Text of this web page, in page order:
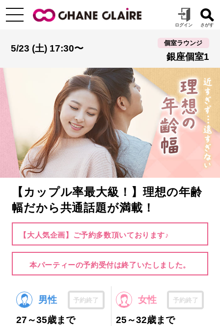
5/23 (土) 17:30〜
個室ラウンジ
銀座個室1
【カップル率最大級！】理想の年齢
幅だから共通話題が満載！
【大人気企画】ご予約多数頂いております♪
本パーティーの予約受付は終了いたしました。
男性 予約終了
27～35歳まで
女性 予約終了
25～32歳まで